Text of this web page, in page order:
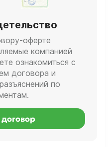
оферте
компанией
ознакомиться с
договора и
по